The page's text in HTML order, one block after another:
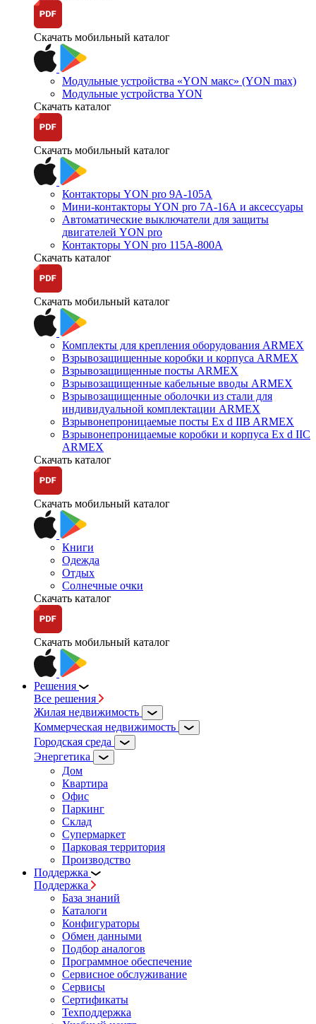
Скачать мобильный каталог
Модульные устройства «YON макс» (YON max)
Модульные устройства YON
Скачать каталог
Скачать мобильный каталог
Контакторы YON pro 9А-105А
Мини-контакторы YON pro 7А-16А и аксессуары
Автоматические выключатели для защиты
двигателей YON pro
Контакторы YON pro 115А-800А
Скачать каталог
Скачать мобильный каталог
Комплекты для крепления оборудования ARMEX
Взрывозащищенные коробки и корпуса ARMEX
Взрывозащищенные посты ARMEX
Взрывозащищенные кабельные вводы ARMEX
Взрывозащищенные оболочки из стали для
индивидуальной комплектации ARMEX
Взрывонепроницаемые посты Ex d IIB ARMEX
Взрывонепроницаемые коробки и корпуса Ex d IIС
ARMEX
Скачать каталог
Скачать мобильный каталог
Книги
Одежда
Отдых
Солнечные очки
Скачать каталог
Скачать мобильный каталог
Решения
Все решения
Жилая недвижимость
Коммерческая недвижимость
Городская среда
Энергетика
Дом
Квартира
Офис
Паркинг
Склад
Супермаркет
Парковая территория
Производство
Поддержка
Поддержка
База знаний
Каталоги
Конфигураторы
Обмен данными
Подбор аналогов
Программное обеспечение
Сервисное обслуживание
Сервисы
Сертификаты
Техподдержка